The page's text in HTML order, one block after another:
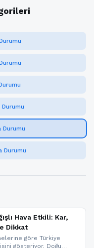
Durumu
Durumu
Durumu
Hava Etkili: Kar,
Dikkat
göre Türkiye
gösteriyor. Doğu